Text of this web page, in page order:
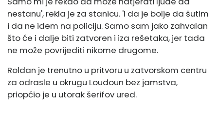
nestanu', rekla je za stanicu. 'I da je bolje da šutim
i da ne idem na policiju. Samo sam jako zahvalan
što će i dalje biti zatvoren i iza rešetaka, jer tada
ne može povrijediti nikome drugome.
Roldan je trenutno u pritvoru u zatvorskom centru
za odrasle u okrugu Loudoun bez jamstva,
priopćio je u utorak šerifov ured.